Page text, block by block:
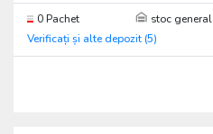
0 Pachet
stoc general
Verificați și alte depozit (5)